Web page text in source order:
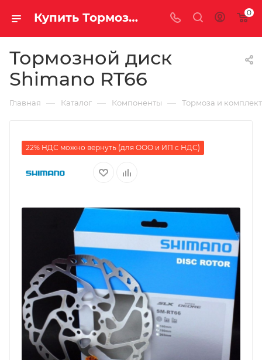
Купить Тормозной диск Shimano RT66 за рублей, а со скидкой 0
Тормозной диск
Shimano RT66
Главная — Каталог — Компоненты — Тормоза и
22% НДС можно вернуть (для ООО и ИП с НДС)